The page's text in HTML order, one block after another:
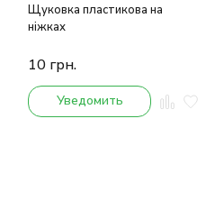
Щуковка пластикова на
ніжках
10 грн.
Уведомить